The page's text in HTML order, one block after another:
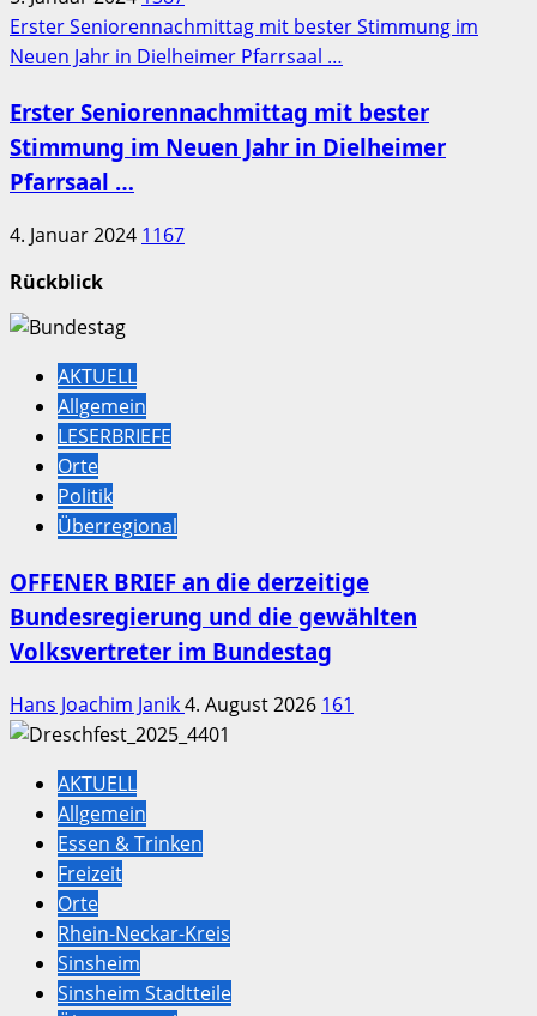
Erster Seniorennachmittag mit bester Stimmung im
Neuen Jahr in Dielheimer Pfarrsaal …
Erster Seniorennachmittag mit bester
Stimmung im Neuen Jahr in Dielheimer
Pfarrsaal …
4. Januar 2024 1167
Rückblick
AKTUELL
Allgemein
LESERBRIEFE
Orte
Politik
Überregional
OFFENER BRIEF an die derzeitige
Bundesregierung und die gewählten
Volksvertreter im Bundestag
Hans Joachim Janik4. August 2026 161
AKTUELL
Allgemein
Essen & Trinken
Freizeit
Orte
Rhein-Neckar-Kreis
Sinsheim
Sinsheim Stadtteile